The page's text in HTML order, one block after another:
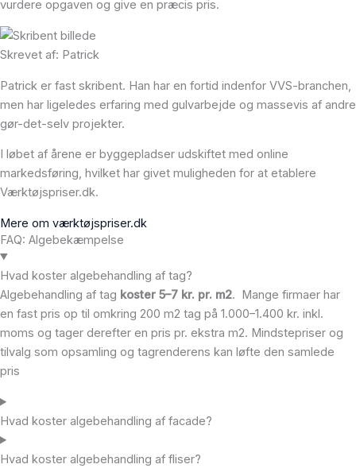
vurdere opgaven og give en præcis pris.
Skrevet af: Patrick
Patrick er fast skribent. Han har en fortid indenfor VVS-branchen,
men har ligeledes erfaring med gulvarbejde og massevis af andre
gør-det-selv projekter.
I løbet af årene er byggepladser udskiftet med online
markedsføring, hvilket har givet muligheden for at etablere
Værktøjspriser.dk.
Mere om værktøjspriser.dk
FAQ: Algebekæmpelse
Hvad koster algebehandling af tag?
Algebehandling af tag koster 5–7 kr. pr. m2. Mange firmaer har
en fast pris op til omkring 200 m2 tag på 1.000–1.400 kr. inkl.
moms og tager derefter en pris pr. ekstra m2. Mindstepriser og
tilvalg som opsamling og tagrenderens kan løfte den samlede
pris
Hvad koster algebehandling af facade?
Hvad koster algebehandling af fliser?